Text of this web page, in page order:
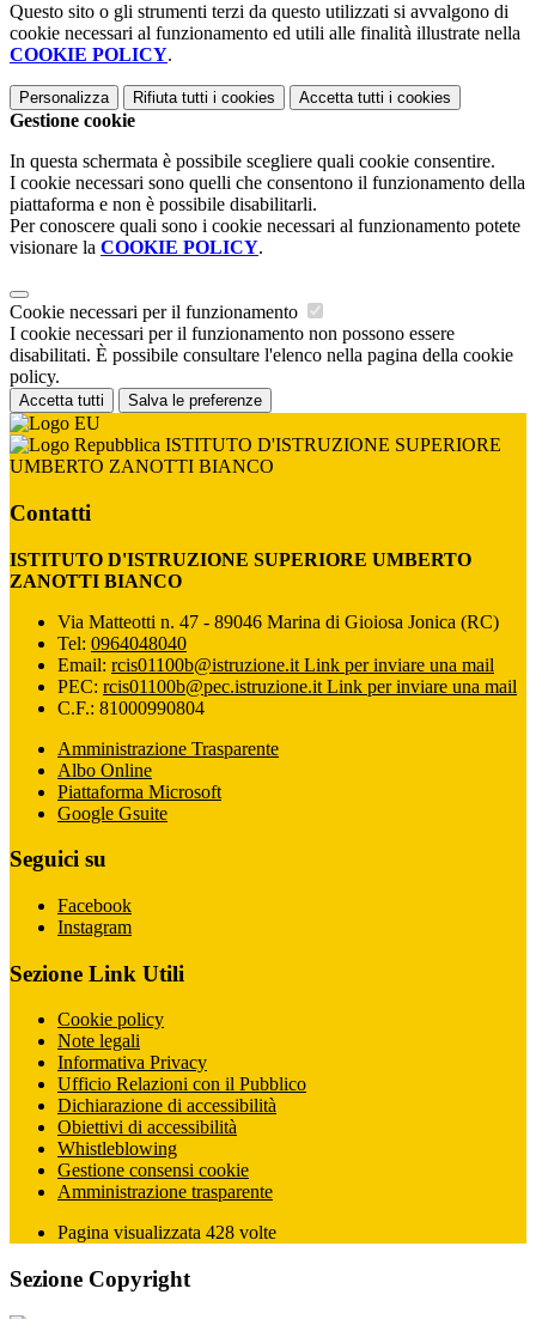
Questo sito o gli strumenti terzi da questo utilizzati si avvalgono di
cookie necessari al funzionamento ed utili alle finalità illustrate nella
COOKIE POLICY.
Personalizza Rifiuta tutti i cookies Accetta tutti i cookies
Gestione cookie
In questa schermata è possibile scegliere quali cookie consentire.
I cookie necessari sono quelli che consentono il funzionamento della
piattaforma e non è possibile disabilitarli.
Per conoscere quali sono i cookie necessari al funzionamento potete
visionare la COOKIE POLICY.
Cookie necessari per il funzionamento
I cookie necessari per il funzionamento non possono essere
disabilitati. È possibile consultare l'elenco nella pagina della cookie
policy.
Accetta tutti Salva le preferenze
ISTITUTO D'ISTRUZIONE SUPERIORE
UMBERTO ZANOTTI BIANCO
Contatti
ISTITUTO D'ISTRUZIONE SUPERIORE UMBERTO
ZANOTTI BIANCO
Via Matteotti n. 47 - 89046 Marina di Gioiosa Jonica (RC)
Tel: 0964048040
Email: rcis01100b@istruzione.it Link per inviare una mail
PEC: rcis01100b@pec.istruzione.it Link per inviare una mail
C.F.: 81000990804
Amministrazione Trasparente
Albo Online
Piattaforma Microsoft
Google Gsuite
Seguici su
Facebook
Instagram
Sezione Link Utili
Cookie policy
Note legali
Informativa Privacy
Ufficio Relazioni con il Pubblico
Dichiarazione di accessibilità
Obiettivi di accessibilità
Whistleblowing
Gestione consensi cookie
Amministrazione trasparente
Pagina visualizzata 428 volte
Sezione Copyright